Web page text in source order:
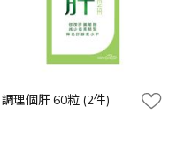
調理個肝 60粒 (2件)